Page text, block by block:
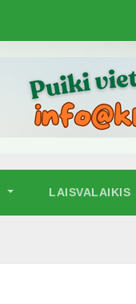
LAISVALAIKIS